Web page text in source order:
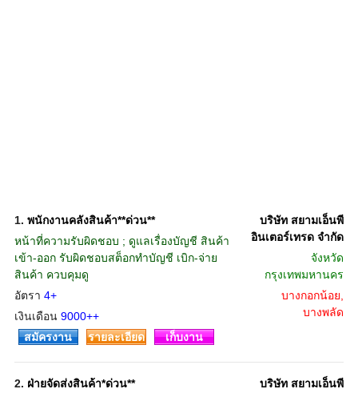
1. พนักงานคลังสินค้า**ด่วน**
หน้าที่ความรับผิดชอบ ; ดูแลเรื่องบัญชี สินค้า
เข้า-ออก รับผิดชอบสต็อกทำบัญชี เบิก-จ่าย
สินค้า ควบคุมดู
อัตรา 4+
เงินเดือน 9000++
บริษัท สยามเอ็นพี
อินเตอร์เทรด จำกัด
จังหวัด
กรุงเทพมหานคร
บางกอกน้อย,
บางพลัด
สมัครงาน
รายละเอียด เก็บงาน
2. ฝ่ายจัดส่งสินค้า*ด่วน**
บริษัท สยามเอ็นพี